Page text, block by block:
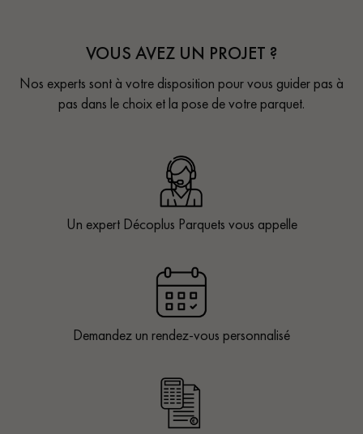
VOUS AVEZ UN PROJET ?
Nos experts sont à votre disposition pour vous guider pas à
pas dans le choix et la pose de votre parquet.
Un expert Décoplus Parquets vous appelle
Demandez un rendez-vous personnalisé